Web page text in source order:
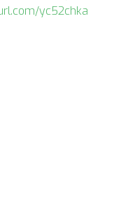
yc52chka